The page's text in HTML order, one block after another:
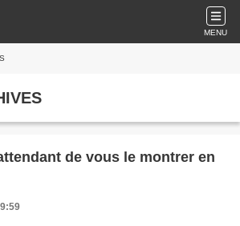
MENU
de vous le montrer en